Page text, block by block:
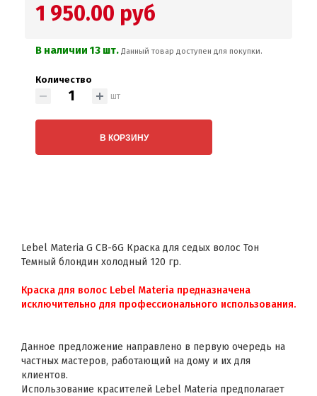
1 950.00 руб
В наличии 13 шт. Данный товар доступен для покупки.
Количество
шт
В КОРЗИНУ
Lebel Materia G CB-6G Краска для седых волос Тон
Темный блондин холодный 120 гр.
Краска для волос Lebel Materia предназначена
исключительно для профессионального использования.
Данное предложение направлено в первую очередь на
частных мастеров, работающий на дому и их для
клиентов.
Использование красителей Lebel Materia предполагает